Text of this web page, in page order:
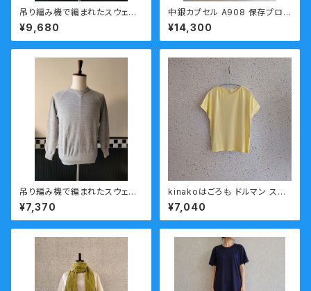
吊り編み機で編まれたスウェッ
ト PATCHII (パッチ) 丸胴裏毛
ラグランパーカー 濃いグレー
¥9,680
中銀カプセル A908 保存プロ
ジェクトTシャツ 和歌山近代
美術館 和歌山ニット ジャカ
ート編み 送料無料
¥14,300
吊り編み機で編まれたスウェッ
ト PATCHII (パッチ) 丸胴裏毛
ラグラントレーナー 薄いグレー
¥7,370
kinakoはごろも ドルマン スリ
¥7,040